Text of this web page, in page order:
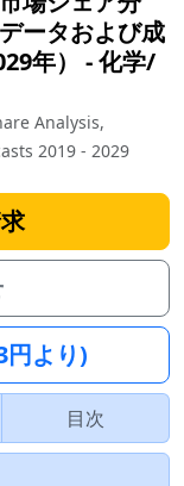
ータおよび成
年）
‐化学/
Analysis,
2019 - 2029
円より)
目次